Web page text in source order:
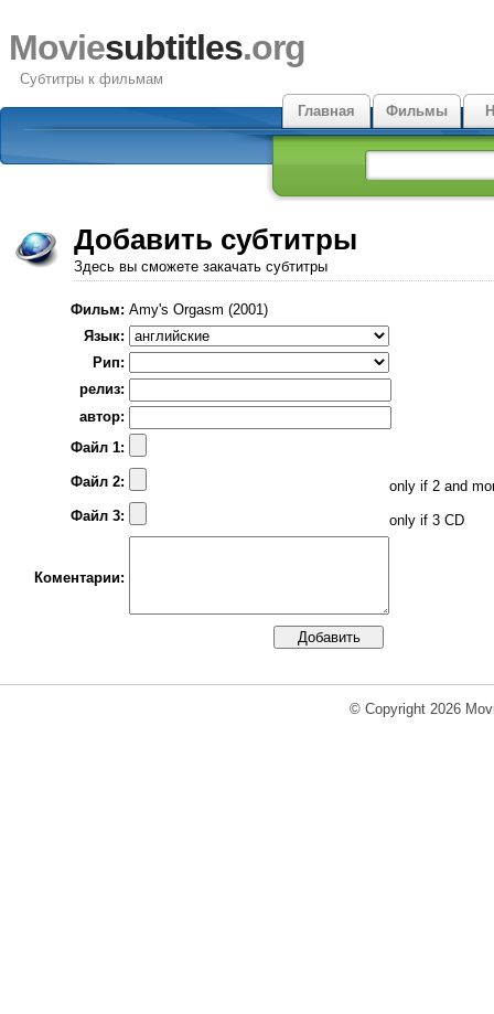
Moviesubtitles.org
Субтитры к фильмам
Главная
Фильмы
Добавить субтитры
Здесь вы сможете закачать субтитры
Фильм: Amy's Orgasm (2001)
Язык:
Рип:
релиз:
автор:
Файл 1:
Файл 2:
only if 2 and
Файл 3:
only if 3 CD
Коментарии:
© Copyright 2026